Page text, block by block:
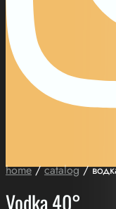
home/catalog/
Vodka 40°